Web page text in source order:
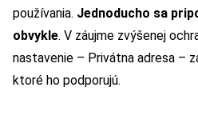
používania. Jednoducho sa
obvykle. V záujme zvýšenej
nastavenie – Privátna adresa –
ktoré ho podporujú.